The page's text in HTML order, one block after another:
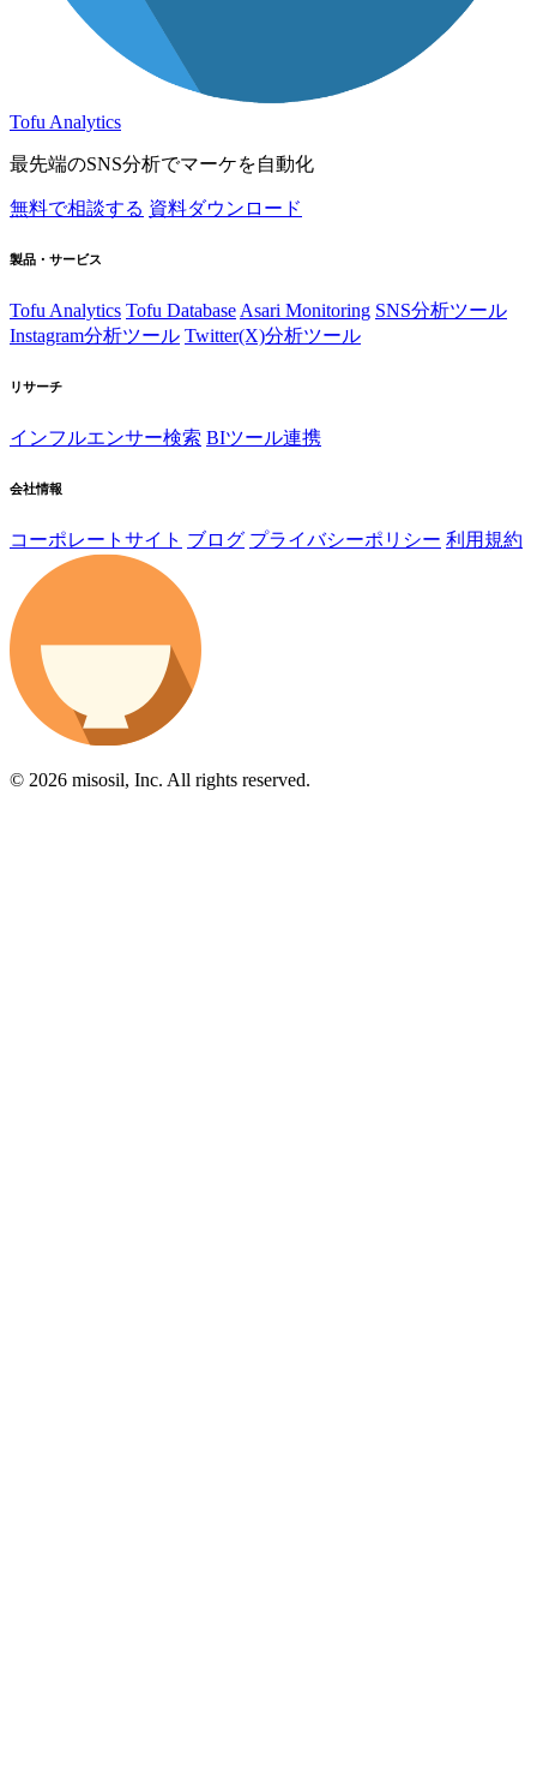
Tofu Analytics
最先端のSNS分析でマーケを自動化
無料で相談する 資料ダウンロード
製品・サービス
Tofu Analytics Tofu Database Asari Monitoring SNS分析ツール
Instagram分析ツール Twitter(X)分析ツール
リサーチ
インフルエンサー検索 BIツール連携
会社情報
コーポレートサイト ブログ プライバシーポリシー 利用規約
© 2026 misosil, Inc. All rights reserved.